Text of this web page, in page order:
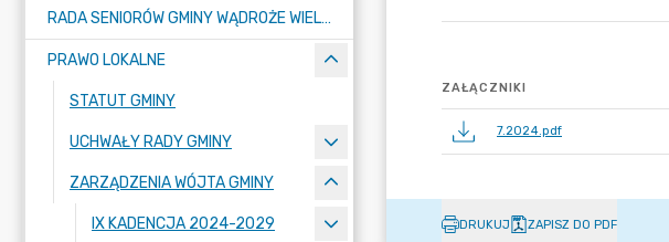
RADA SENIORÓW GMINY WĄDROŻE WIELKIE
PRAWO LOKALNE
STATUT GMINY
UCHWAŁY RADY GMINY
ZARZĄDZENIA WÓJTA GMINY
IX KADENCJA 2024-2029
ZAŁĄCZNIKI
7.2024.pdf
DRUKUJ ZAPISZ DO PDF